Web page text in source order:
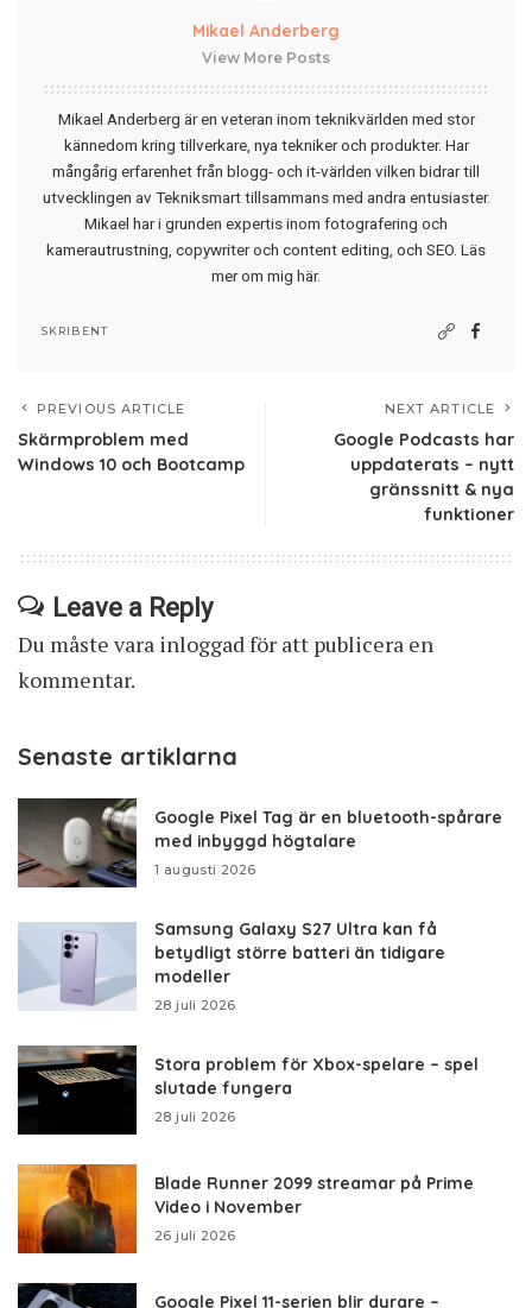
Mikael Anderberg
View More Posts
Mikael Anderberg är en veteran inom teknikvärlden med stor
kännedom kring tillverkare, nya tekniker och produkter. Har
mångårig erfarenhet från blogg- och it-världen vilken bidrar till
utvecklingen av Tekniksmart tillsammans med andra entusiaster.
Mikael har i grunden expertis inom fotografering och
kamerautrustning, copywriter och content editing, och SEO. Läs
mer om mig här.
SKRIBENT
PREVIOUS ARTICLE
Skärmproblem med
Windows 10 och Bootcamp
NEXT ARTICLE
Google Podcasts har
uppdaterats – nytt
gränssnitt & nya
funktioner
Leave a Reply
Du måste vara inloggadför att publicera en
kommentar.
Senaste artiklarna
Google Pixel Tag är en bluetooth-spårare
med inbyggd högtalare
1 augusti 2026
Samsung Galaxy S27 Ultra kan få
betydligt större batteri än tidigare
modeller
28 juli 2026
Stora problem för Xbox-spelare – spel
slutade fungera
28 juli 2026
Blade Runner 2099 streamar på Prime
Video i November
26 juli 2026
Google Pixel 11-serien blir dyrare –